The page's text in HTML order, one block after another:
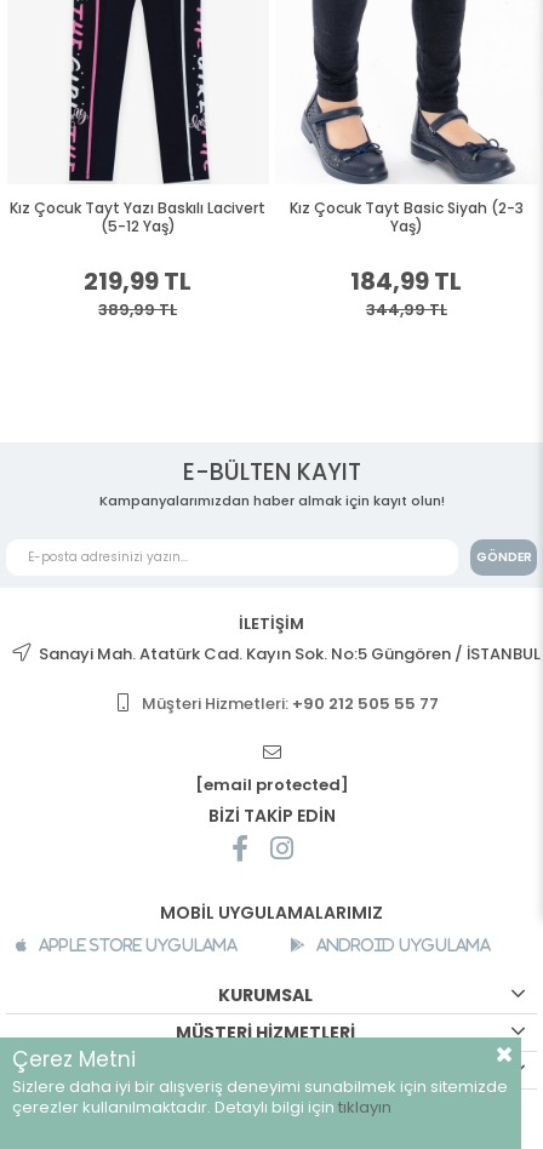
Kız Çocuk Tayt Yazı Baskılı Lacivert
(5-12 Yaş)
219,99 TL
389,99 TL
Kız Çocuk Tayt Basic Siyah (2-3
Yaş)
184,99 TL
344,99 TL
E-BÜLTEN KAYIT
Kampanyalarımızdan haber almak için kayıt olun!
GÖNDER
İLETİŞİM
Sanayi Mah. Atatürk Cad. Kayın Sok. No:5 Güngören / İSTANBUL
Müşteri Hizmetleri: +90 212 505 55 77
[email protected]
BİZİ TAKİP EDİN
MOBİL UYGULAMALARIMIZ
Apple Store Uygulama Android Uygulama
KURUMSAL
MÜŞTERİ HİZMETLERİ
©breeze.com.tr - Tüm hakları saklıdır.
Çerez Metni
Sizlere daha iyi bir alışveriş deneyimi sunabilmek için sitemizde
çerezler kullanılmaktadır. Detaylı bilgi için tıklayın